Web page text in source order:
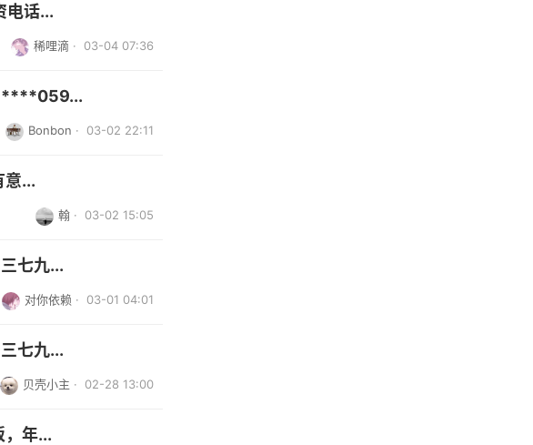
电话...
稀哩滴 · 03-04 07:36
Bonbon · 03-02 22:11
意...
翰 · 03-02 15:05
七九...
对你依赖 · 03-01 04:01
七九...
贝壳小主 · 02-28 13:00
，年...